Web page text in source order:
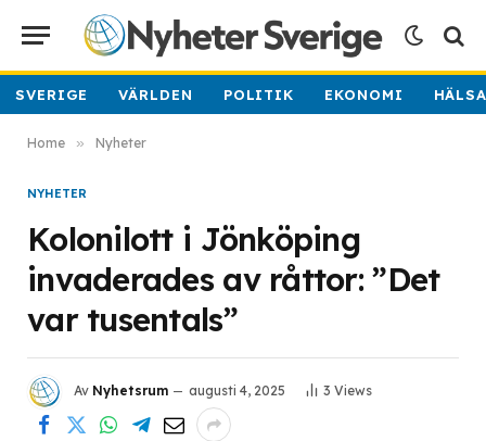
SVERIGE VÄRLDEN POLITIK EKONOMI
Home » Nyheter
NYHETER
Kolonilott i Jönköping
invaderades av råttor: ”Det
var tusentals”
Av Nyhetsrum augusti 4, 2025 3 Views